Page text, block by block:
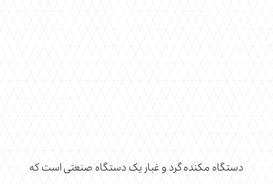
دستگاه مکنده گرد و غبار یک دستگاه صنعتی است که